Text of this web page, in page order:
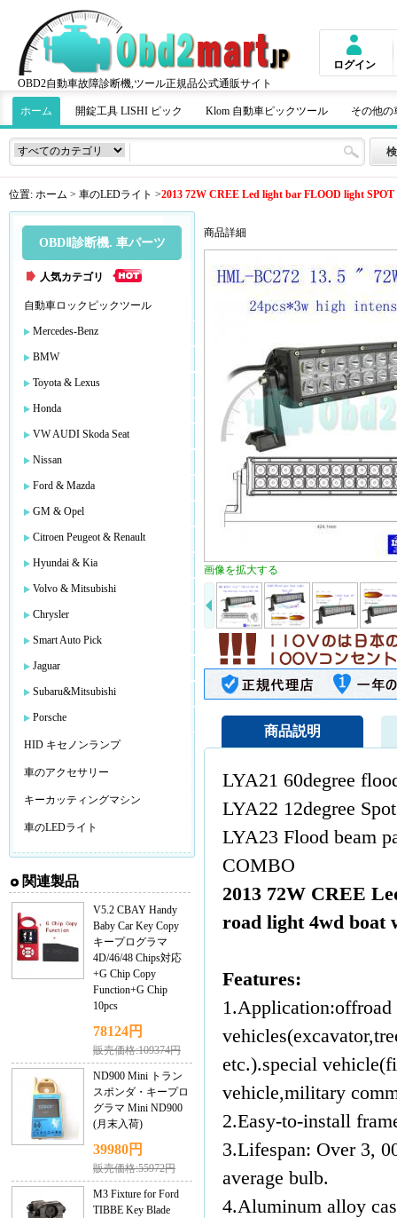
OBD2自動車故障診断機,ツール正規品公式通販サイト
ログイン
ホーム 開錠工具 LISHI ピック Klom 自動車ピックツール その他の
位置: ホーム > 車のLEDライト >2013 72W CREE Led light bar FLOOD light
OBDⅡ診断機. 車パーツ
人気カテゴリ
自動車ロックピックツール
Mercedes-Benz
BMW
Toyota & Lexus
Honda
VW AUDI Skoda Seat
Nissan
Ford & Mazda
GM & Opel
Citroen Peugeot & Renault
Hyundai & Kia
Volvo & Mitsubishi
Chrysler
Smart Auto Pick
Jaguar
Subaru&Mitsubishi
Porsche
HID キセノンランプ
車のアクセサリー
キーカッティングマシン
車のLEDライト
関連製品
V5.2 CBAY Handy
Baby Car Key Copy
キープログラマ
4D/46/48 Chips対応
+G Chip Copy
Function+G Chip
10pcs
78124円
販売価格:109374円
ND900 Mini トラン
スポンダ・キープロ
グラマ Mini ND900
(月末入荷)
39980円
販売価格:55972円
M3 Fixture for Ford
TIBBE Key Blade
商品詳細
画像を拡大する
商品説明
LYA21 60degree
LYA22 12degree Spot
LYA23 Flood beam
COMBO
2013 72W CREE
road light 4wd boat
Features:
etc.).special
vehicle,military
2.Easy-to-install
3.Lifespan: Over 3,
average bulb.
4.Aluminum alloy